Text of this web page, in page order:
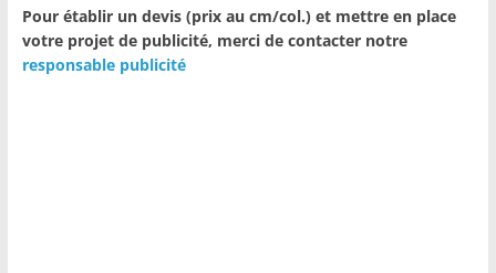
Pour établir un devis (prix au cm/col.) et mettre en place
votre projet de publicité, merci de contacter notre
responsable publicité